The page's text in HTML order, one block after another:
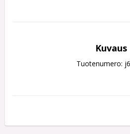
Kuvaus
Tuotenumero: